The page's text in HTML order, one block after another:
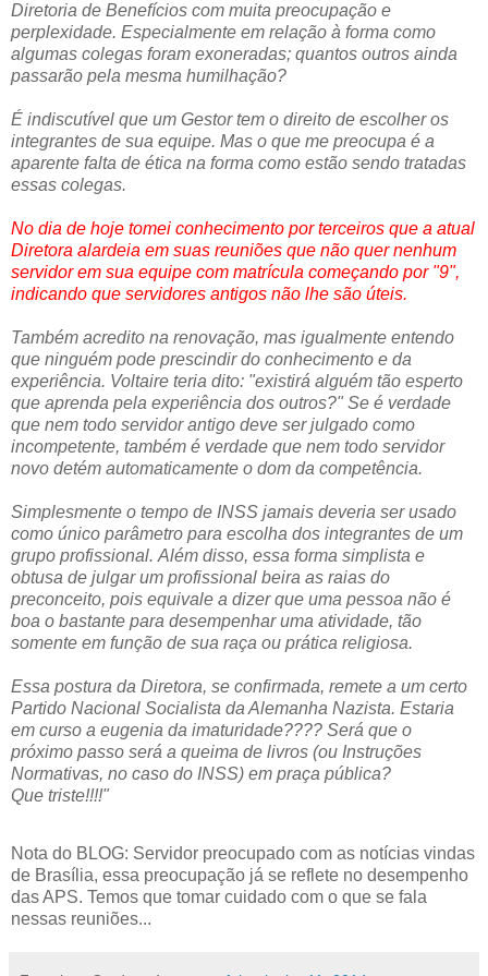
Diretoria de Benefícios com muita preocupação e
perplexidade. Especialmente em relação à forma como
algumas colegas foram exoneradas; quantos outros ainda
passarão pela mesma humilhação?
É indiscutível que um Gestor tem o direito de escolher os
integrantes de sua equipe. Mas o que me preocupa é a
aparente falta de ética na forma como estão sendo tratadas
essas colegas.
No dia de hoje tomei conhecimento por terceiros que a atual
Diretora alardeia em suas reuniões que não quer nenhum
servidor em sua equipe com matrícula começando por "9",
indicando que servidores antigos não lhe são úteis.
Também acredito na renovação, mas igualmente entendo
que ninguém pode prescindir do conhecimento e da
experiência. Voltaire teria dito: "existirá alguém tão esperto
que aprenda pela experiência dos outros?" Se é verdade
que nem todo servidor antigo deve ser julgado como
incompetente, também é verdade que nem todo servidor
novo detém automaticamente o dom da competência.
Simplesmente o tempo de INSS jamais deveria ser usado
como único parâmetro para escolha dos integrantes de um
grupo profissional. Além disso, essa forma simplista e
obtusa de julgar um profissional beira as raias do
preconceito, pois equivale a dizer que uma pessoa não é
boa o bastante para desempenhar uma atividade, tão
somente em função de sua raça ou prática religiosa.
Essa postura da Diretora, se confirmada, remete a um certo
Partido Nacional Socialista da Alemanha Nazista. Estaria
em curso a eugenia da imaturidade???? Será que o
próximo passo será a queima de livros (ou Instruções
Normativas, no caso do INSS) em praça pública?
Que triste!!!!"
Nota do BLOG: Servidor preocupado com as notícias vindas
de Brasília, essa preocupação já se reflete no desempenho
das APS. Temos que tomar cuidado com o que se fala
nessas reuniões...